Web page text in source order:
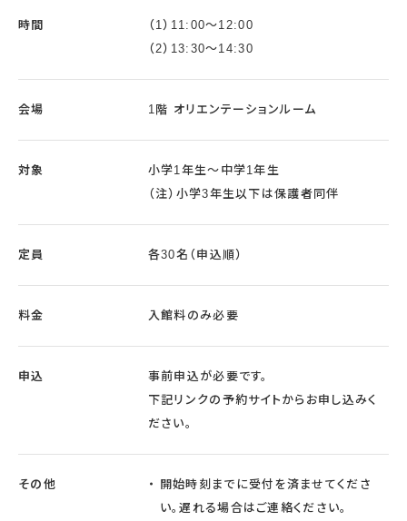
時間
（1）11:00～12:00
（2）13:30～14:30
会場 1階 オリエンテーションルーム
対象
小学1年生～中学1年生
（注）小学3年生以下は保護者同伴
定員 各30名（申込順）
料金 入館料のみ必要
申込
事前申込が必要です。
下記リンクの予約サイトからお申し込みく
ださい。
その他
開始時刻までに受付を済ませてくださ
い。遅れる場合はご連絡ください。